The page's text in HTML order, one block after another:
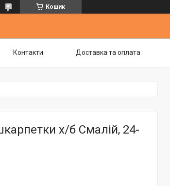
Кошик
Контакти Доставка та оплата
х/б Смалій, 24-